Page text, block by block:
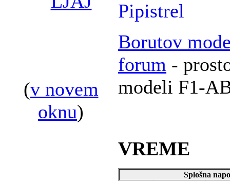
(v novem
oknu)
Pipistrel
Borutov
forum -
modeli F1-
VREME
Splošna